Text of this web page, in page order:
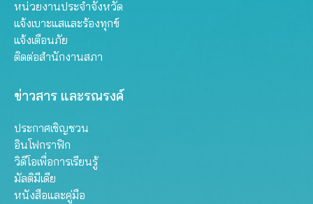
หน่วยงานประจำจังหวัด
แจ้งเบาะแสและร้องทุกข์
แจ้งเตือนภัย
ติดต่อสำนักงานสภา
ข่าวสาร และรณรงค์
ประกาศเชิญชวน
อินโฟกราฟิก
วิดีโอเพื่อการเรียนรู้
มัลติมีเดีย
หนังสือและคู่มือ